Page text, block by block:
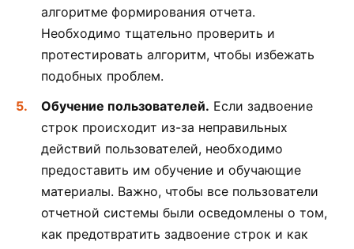
алгоритме формирования отчета.
Необходимо тщательно проверить и
протестировать алгоритм, чтобы избежать
подобных проблем.
Обучение пользователей. Если задвоение
строк происходит из-за неправильных
действий пользователей, необходимо
предоставить им обучение и обучающие
материалы. Важно, чтобы все пользователи
отчетной системы были осведомлены о том,
как предотвратить задвоение строк и как